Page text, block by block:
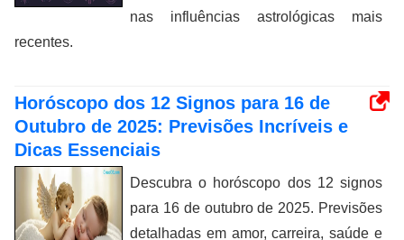
nas influências astrológicas mais
recentes.
Horóscopo dos 12 Signos para 16 de
Outubro de 2025: Previsões Incríveis e
Dicas Essenciais
Descubra o horóscopo dos 12 signos
para 16 de outubro de 2025. Previsões
detalhadas em amor, carreira, saúde e